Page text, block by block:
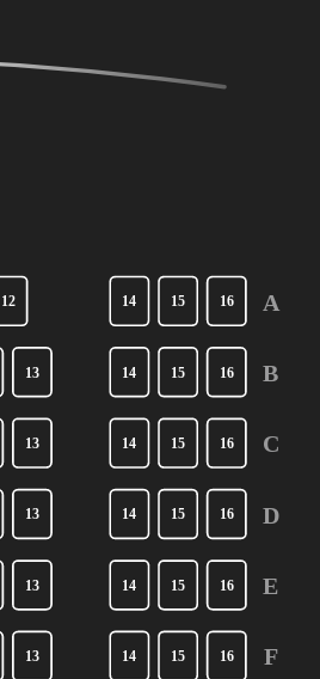
A
B
C
D
E
F
12 14 15 16
13 14 15 16
13 14 15 16
13 14 15 16
13 14 15 16
13 14 15 16